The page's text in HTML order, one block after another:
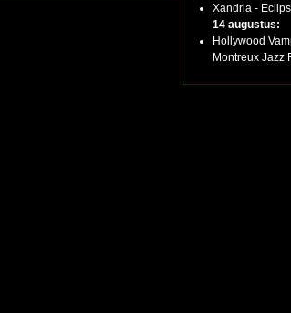
Xandria -
14 augustus:
Hollywood
Montreux Jazz